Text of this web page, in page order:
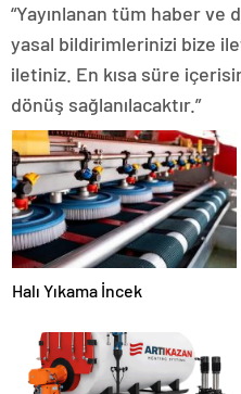
“Yayınlanan tüm haber
yasal bildirimlerinizi bize
iletiniz. En kısa süre
dönüş sağlanılacaktır.”
Halı Yıkama İncek